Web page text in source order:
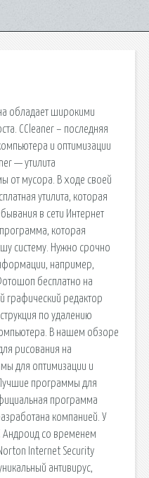
обладает широкими
CCleaner – последняя
и оптимизации
— утилита
от мусора. В ходе своей
утилита, которая
в сети Интернет
которая
систему. Нужно срочно
например,
бесплатно на
графический редактор
по удалению
В нашем обзоре
рисования на
для оптимизации и
программы для
программа
компанией. У
Андроид со временем
Internet Security
антивирус,